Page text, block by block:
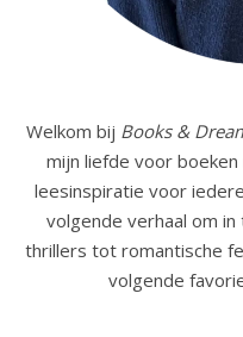
Welkom bij Books &
mijn liefde voor
leesinspiratie voor
volgende verhaal om
thrillers tot romantische
volgende